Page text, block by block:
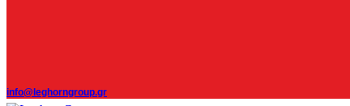
info@leghorngroup.gr